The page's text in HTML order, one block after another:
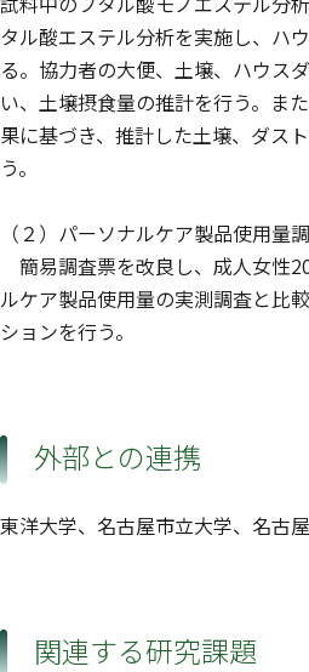
タル酸エステル分析を実施し、ハ
る。協力者の大便、土壌、ハウス
い、土壌摂食量の推計を行う。ま
果に基づき、推計した土壌、ダス
う。
（２）パーソナルケア製品使用量
簡易調査票を改良し、成人女性
ルケア製品使用量の実測調査と比
ションを行う。
外部との連携
東洋大学、名古屋市立大学、名古
関連する研究課題